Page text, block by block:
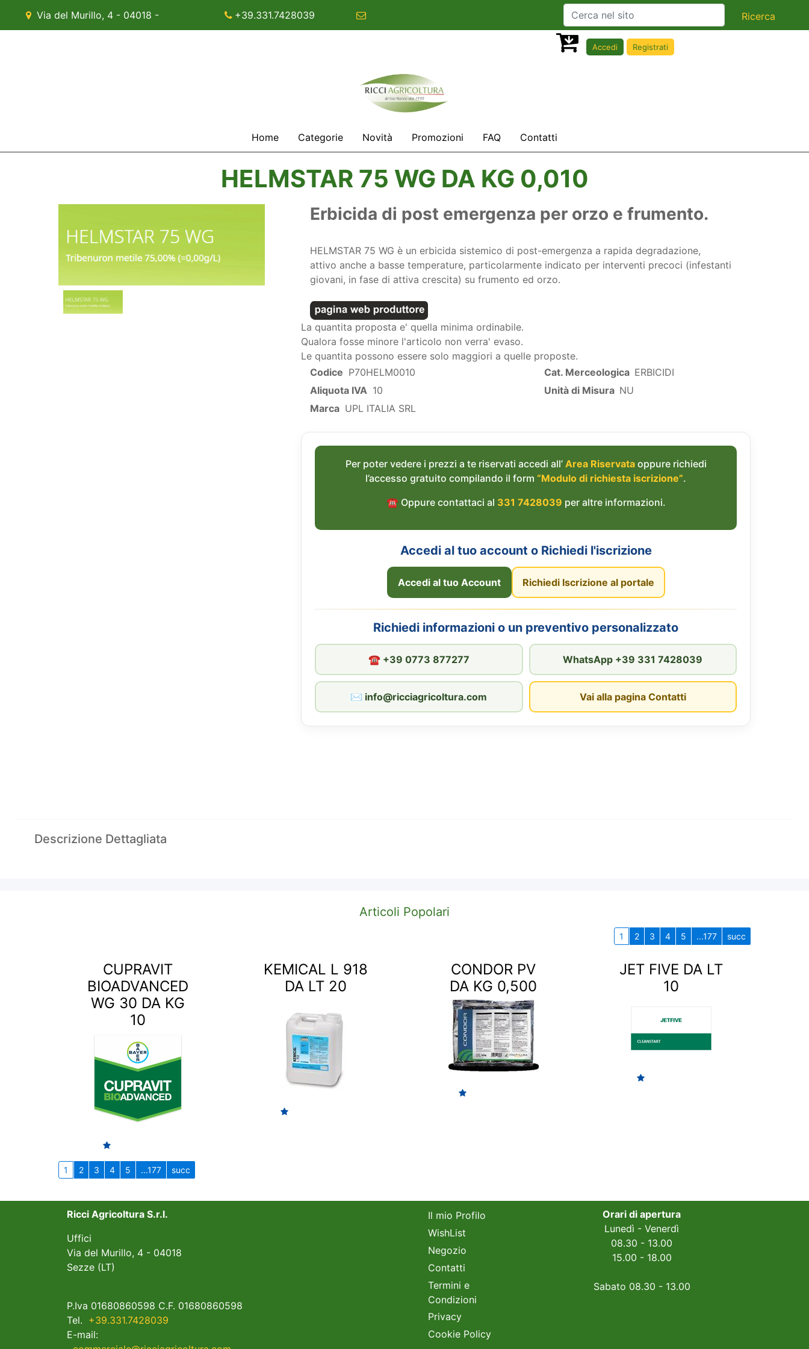
Via del Murillo, 4 - 04018 - +39.331.7428039
Accedi Registrati
Home Categorie Novità Promozioni FAQ Contatti
HELMSTAR 75 WG DA KG 0,010
Erbicida di post emergenza per orzo e frumento.
HELMSTAR 75 WG è un erbicida sistemico di post-emergenza a rapida degradazione,
attivo anche a basse temperature, particolarmente indicato per interventi precoci (infestanti
giovani, in fase di attiva crescita) su frumento ed orzo.
La quantita proposta e' quella minima ordinabile.
Qualora fosse minore l'articolo non verra' evaso.
Le quantita possono essere solo maggiori a quelle proposte.
Codice P70HELM0010 Cat. Merceologica ERBICIDI
Aliquota IVA 10 Unità di Misura NU
Marca UPL ITALIA SRL
Per poter vedere i prezzi a te riservati accedi all’ Area Riservataoppure richiedi
l’accesso gratuito compilando il form “Modulo di richiesta iscrizione”.
☎︎ Oppure contattaci al 331 7428039 per altre informazioni.
Accedi al tuo account o Richiedi l'iscrizione
Accedi al tuo Account Richiedi Iscrizione al portale
Richiedi informazioni o un preventivo personalizzato
☎︎ +39 0773 877277 WhatsApp +39 331 7428039
✉︎ info@ricciagricoltura.com Vai alla pagina Contatti
Descrizione Dettagliata
Articoli Popolari
1 2 3 4 5 ...177 succ
CUPRAVIT
BIOADVANCED
WG 30 DA KG
10
KEMICAL L 918
DA LT 20
CONDOR PV
DA KG 0,500
JET FIVE DA LT
10
1 2 3 4 5 ...177 succ
Ricci Agricoltura S.r.l.
Uffici
Via del Murillo, 4 - 04018
Sezze (LT)
P.Iva 01680860598 C.F. 01680860598
Tel. +39.331.7428039
E-mail:
Il mio Profilo
WishList
Negozio
Contatti
Termini e
Condizioni
Privacy
Cookie Policy
Orari di apertura
Lunedì - Venerdì
08.30 - 13.00
15.00 - 18.00
Sabato 08.30 - 13.00